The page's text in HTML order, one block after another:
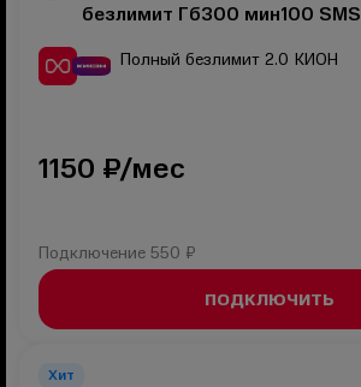
безлимит Гб300 мин100 SMS
Полный безлимит 2.0 КИОН
1150 ₽/мес
Подключение 550 ₽
ПОДКЛЮЧИТЬ
Хит